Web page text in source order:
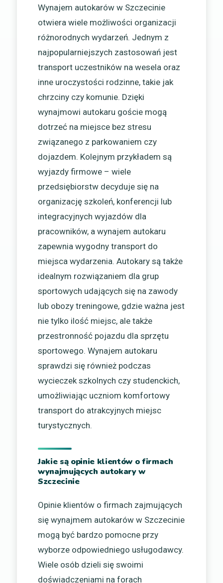
Wynajem autokarów w Szczecinie
otwiera wiele możliwości organizacji
różnorodnych wydarzeń. Jednym z
najpopularniejszych zastosowań jest
transport uczestników na wesela oraz
inne uroczystości rodzinne, takie jak
chrzciny czy komunie. Dzięki
wynajmowi autokaru goście mogą
dotrzeć na miejsce bez stresu
związanego z parkowaniem czy
dojazdem. Kolejnym przykładem są
wyjazdy firmowe – wiele
przedsiębiorstw decyduje się na
organizację szkoleń, konferencji lub
integracyjnych wyjazdów dla
pracowników, a wynajem autokaru
zapewnia wygodny transport do
miejsca wydarzenia. Autokary są także
idealnym rozwiązaniem dla grup
sportowych udających się na zawody
lub obozy treningowe, gdzie ważna jest
nie tylko ilość miejsc, ale także
przestronność pojazdu dla sprzętu
sportowego. Wynajem autokaru
sprawdzi się również podczas
wycieczek szkolnych czy studenckich,
umożliwiając uczniom komfortowy
transport do atrakcyjnych miejsc
turystycznych.
Jakie są opinie klientów o firmach
wynajmujących autokary w
Szczecinie
Opinie klientów o firmach zajmujących
się wynajmem autokarów w Szczecinie
mogą być bardzo pomocne przy
wyborze odpowiedniego usługodawcy.
Wiele osób dzieli się swoimi
doświadczeniami na forach